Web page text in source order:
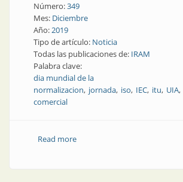
Número:349
Mes: Diciembre
Año:2019
Tipo de artículo: Noticia
Todas las publicaciones de: IRAM
Palabra clave:
dia mundial de la
normalizacion jornada iso IEC itu UIA
comercial
Read moreabout “La normalización en